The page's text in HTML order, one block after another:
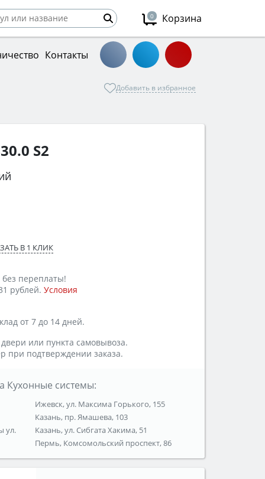
0 Корзина
Контакты
Добавить в избранное
S2
В 1 КЛИК
переплаты!
рублей. Условия
от 7 до 14 дней.
или пункта самовывоза.
при подтверждении заказа.
Кухонные системы:
ул.
Ижевск, ул. Максима Горького, 155
Казань, пр. Ямашева, 103
Казань, ул. Сибгата Хакима, 51
Пермь, Комсомольский проспект, 86